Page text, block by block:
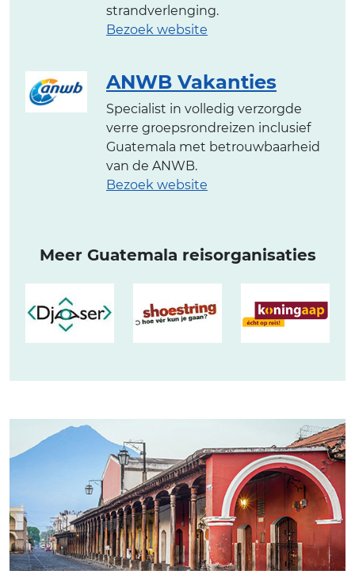
strandverlenging.
Bezoek website
ANWB Vakanties
Specialist in volledig verzorgde
verre groepsrondreizen inclusief
Guatemala met betrouwbaarheid
van de ANWB.
Bezoek website
Meer Guatemala reisorganisaties